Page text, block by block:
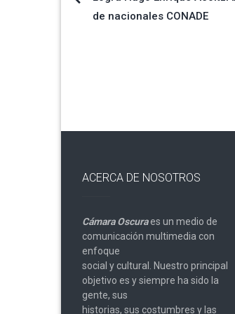
de nacionales CONADE
ACERCA DE NOSOTROS
Cámara Oscuraes un medio de
comunicación multimedia con
enfoque
social y cultural. Nuestro principal
objetivo es y siempre ha sido la
gente, sus
historias, sus costumbres y las